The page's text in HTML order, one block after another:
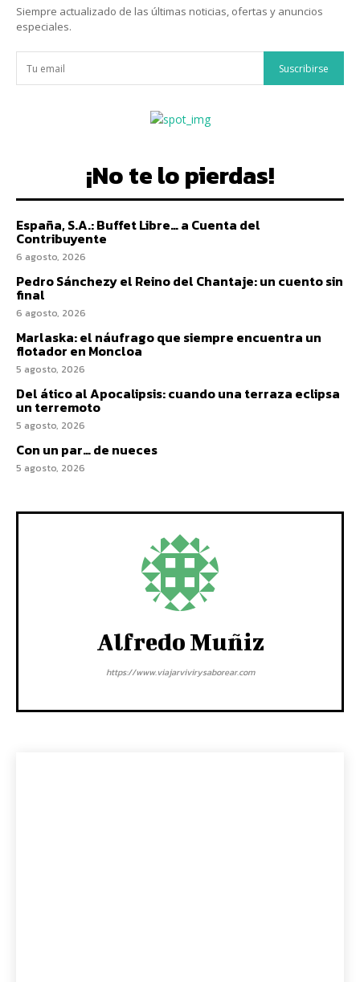
Siempre actualizado de las últimas noticias, ofertas y anuncios
especiales.
Suscribirse
¡No te lo pierdas!
España, S.A.: Buffet Libre… a Cuenta del
Contribuyente
6 agosto, 2026
Pedro Sánchezy el Reino del Chantaje: un cuento sin
final
6 agosto, 2026
Marlaska: el náufrago que siempre encuentra un
flotador en Moncloa
5 agosto, 2026
Del ático al Apocalipsis: cuando una terraza eclipsa
un terremoto
5 agosto, 2026
Con un par… de nueces
5 agosto, 2026
Alfredo Muñiz
https://www.viajarvivirysaborear.com